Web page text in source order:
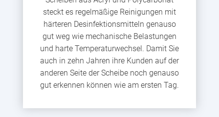
steckt es regelmäßige Reinigungen mit
härteren Desinfektionsmitteln genauso
gut weg wie mechanische Belastungen
und harte Temperaturwechsel. Damit Sie
auch in zehn Jahren ihre Kunden auf der
anderen Seite der Scheibe noch genauso
gut erkennen können wie am ersten Tag.